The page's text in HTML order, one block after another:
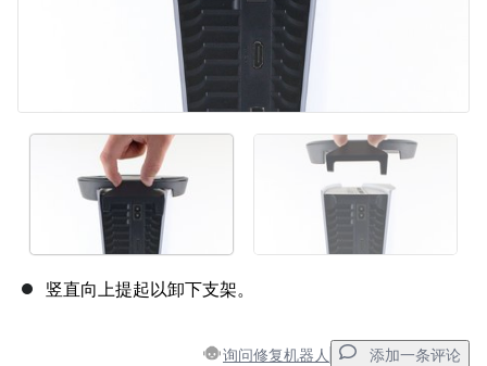
竖直向上提起以卸下支架。
询问修复机器人 添加一条评论